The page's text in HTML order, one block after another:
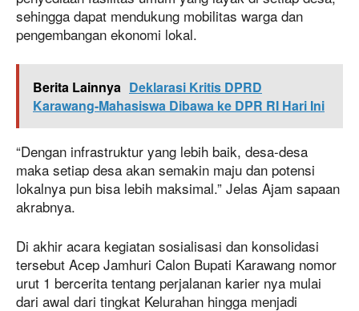
sehingga dapat mendukung mobilitas warga dan
pengembangan ekonomi lokal.
Berita Lainnya Deklarasi Kritis DPRD
Karawang-Mahasiswa Dibawa ke DPR RI Hari Ini
“Dengan infrastruktur yang lebih baik, desa-desa
maka setiap desa akan semakin maju dan potensi
lokalnya pun bisa lebih maksimal.” Jelas Ajam sapaan
akrabnya.
Di akhir acara kegiatan sosialisasi dan konsolidasi
tersebut Acep Jamhuri Calon Bupati Karawang nomor
urut 1 bercerita tentang perjalanan karier nya mulai
dari awal dari tingkat Kelurahan hingga menjadi